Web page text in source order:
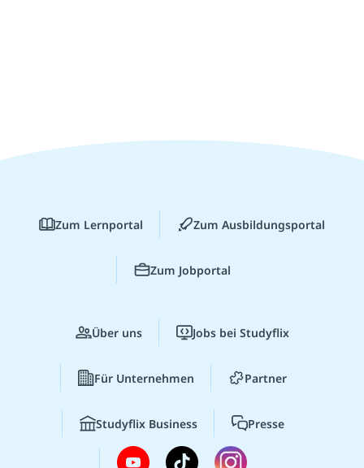
Zum Lernportal Zum Ausbildungsportal
Zum Jobportal
Über uns Jobs bei Studyflix
Für Unternehmen Partner
Studyflix Business Presse